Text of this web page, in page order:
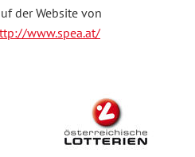
der Website von
www.spea.at/